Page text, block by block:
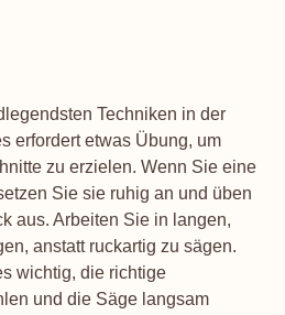
Techniken in der
erfordert etwas Übung, um
zu erzielen. Wenn Sie eine
Sie sie ruhig an und üben
aus. Arbeiten Sie in langen,
anstatt ruckartig zu sägen.
wichtig, die richtige
und die Säge langsam